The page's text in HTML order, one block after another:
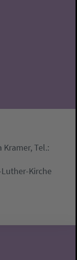
Tel.:
Kirche